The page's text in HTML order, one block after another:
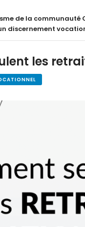
de la communauté
discernement
les